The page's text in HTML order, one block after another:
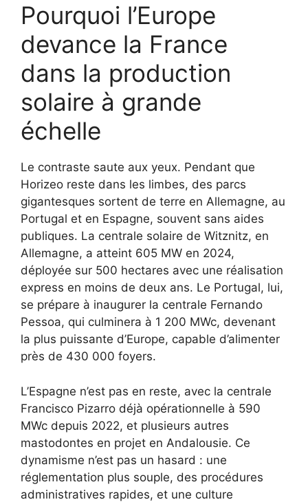
Pourquoi l’Europe
devance la France
dans la production
solaire à grande
échelle
Le contraste saute aux yeux. Pendant que
Horizeo reste dans les limbes, des parcs
gigantesques sortent de terre en Allemagne, au
Portugal et en Espagne, souvent sans aides
publiques. La centrale solaire de Witznitz, en
Allemagne, a atteint 605 MW en 2024,
déployée sur 500 hectares avec une réalisation
express en moins de deux ans. Le Portugal, lui,
se prépare à inaugurer la centrale Fernando
Pessoa, qui culminera à 1 200 MWc, devenant
la plus puissante d’Europe, capable d’alimenter
près de 430 000 foyers.
L’Espagne n’est pas en reste, avec la centrale
Francisco Pizarro déjà opérationnelle à 590
MWc depuis 2022, et plusieurs autres
mastodontes en projet en Andalousie. Ce
dynamisme n’est pas un hasard : une
réglementation plus souple, des procédures
administratives rapides, et une culture